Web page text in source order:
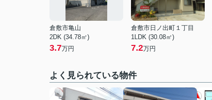
倉敷市亀山
2DK (34.78㎡)
3.7万円
倉敷市日ノ出町１丁目
1LDK (30.08㎡)
7.2万円
よく見られている物件